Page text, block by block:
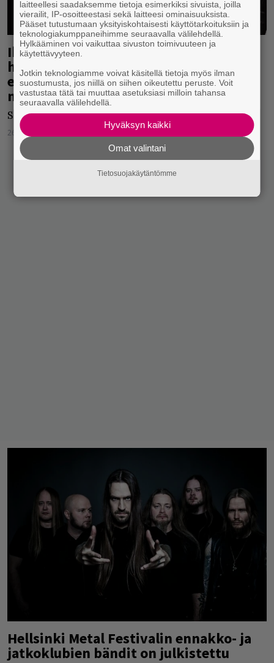
Ihailtavaa suoraselkäisyyttä
helsinkiläisiltä metallifestareilta: ”Ei
ehkä mennyt ihan nappiin tämä,
myönnetään”
Suoraselkäistä toimintaa!
26.07.2023
Hellsinki Metal Festivalin ennakko- ja
jatkoklubien bändit on julkistettu
laitteellesi saadaksemme tietoja esimerkiksi sivuista, joilla
vierailit, IP-osoitteestasi sekä laitteesi ominaisuuksista.
Pääset tutustumaan yksityiskohtaisesti käyttötarkoituksiin ja
teknologiakumppaneihimme seuraavalla välilehdellä.
Hylkääminen voi vaikuttaa sivuston toimivuuteen ja
käytettävyyteen.
Jotkin teknologiamme voivat käsitellä tietoja myös ilman
suostumusta, jos niillä on siihen oikeutettu peruste. Voit
vastustaa tätä tai muuttaa asetuksiasi milloin tahansa
seuraavalla välilehdellä.
Hyväksyn kaikki
Omat valintani
Tietosuojakäytäntömme